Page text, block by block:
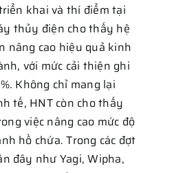
khai và thí điểm tại
thủy điện cho thấy hệ
nâng cao hiệu quả kinh
với mức cải thiện ghi
Không chỉ mang lại
tế, HNT còn cho thấy
việc nâng cao mức độ
hồ chứa. Trong các đợt
đây như Yagi, Wipha,